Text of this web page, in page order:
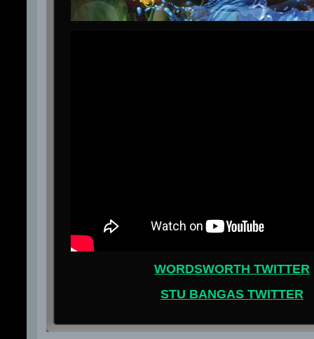
WORDSWORTH TWITTER
STU BANGAS TWITTER